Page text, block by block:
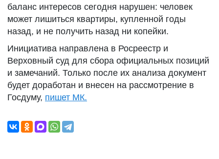
баланс интересов сегодня нарушен: человек
может лишиться квартиры, купленной годы
назад, и не получить назад ни копейки.
Инициатива направлена в Росреестр и
Верховный суд для сбора официальных позиций
и замечаний. Только после их анализа документ
будет доработан и внесен на рассмотрение в
Госдуму, пишет МК.